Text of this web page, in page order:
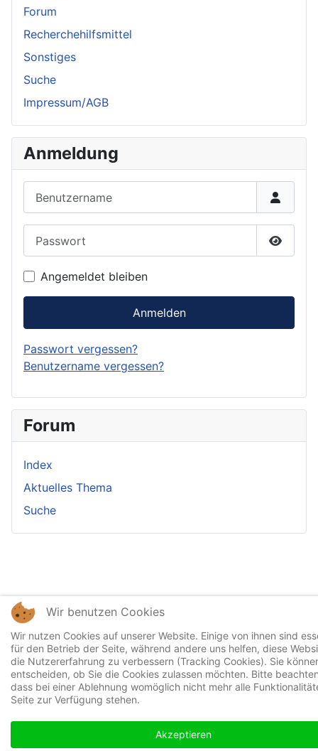
Forum
Recherchehilfsmittel
Sonstiges
Suche
Impressum/AGB
Anmeldung
Angemeldet bleiben
Anmelden
Passwort vergessen?
Benutzername vergessen?
Forum
Index
Aktuelles Thema
Suche
Wir benutzen Cookies
Wir nutzen Cookies auf unserer Website. Einige von ihnen sind
für den Betrieb der Seite, während andere uns helfen, diese
die Nutzererfahrung zu verbessern (Tracking Cookies). Sie
entscheiden, ob Sie die Cookies zulassen möchten. Bitte
dass bei einer Ablehnung womöglich nicht mehr alle
Seite zur Verfügung stehen.
Akzeptieren